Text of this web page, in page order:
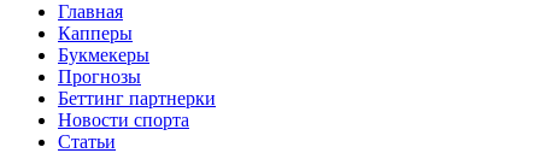
Главная
Капперы
Букмекеры
Прогнозы
Беттинг партнерки
Новости спорта
Статьи